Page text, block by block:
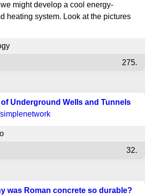
might develop a cool energy-
heating system. Look at the pictures
275.
Underground Wells and Tunnels
32.
was Roman concrete so durable?